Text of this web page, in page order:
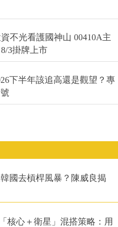
不光看護國神山 00410A主
3掛牌上市
下半年該追高還是觀望？專
國去槓桿風暴？陳威良揭
核心＋衛星」混搭策略：用